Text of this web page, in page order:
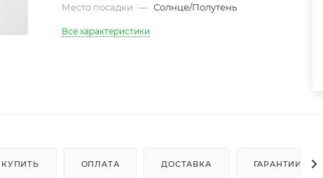
Место посадки — Солнце/Полутень
Все характеристики
КУПИТЬ ОПЛАТА ДОСТАВКА ГАРАНТИИ